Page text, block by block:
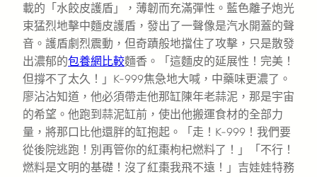
載的「水餃皮護盾」，薄韌而充滿彈性。藍色離子炮光
束猛烈地擊中麵皮護盾，發出了一聲像是汽水開蓋的聲
音。護盾劇烈震動，但奇蹟般地擋住了攻擊，只是散發
出濃郁的包養網比較麵香。「這麵皮的延展性！完美！
但撐不了太久！」K-999焦急地大喊，中藥味更濃了。
廖沾沾知道，他必須帶走他那缸陳年老蒜泥，那是宇宙
的希望。他跑到蒜泥缸前，使出他搬運食材的全部力
量，將那口比他還胖的缸抱起。「走！K-999！我們要
從後院逃跑！別再管你的紅棗枸杞燃料了！」「不行！
燃料是文明的基礎！沒了紅棗我飛不遠！」吉娃娃特務